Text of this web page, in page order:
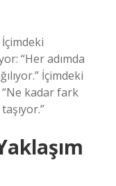
“Her adımda
İçimdeki
kadar fark